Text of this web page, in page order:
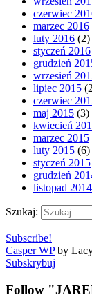
czerwiec
marzec 2016
luty 2016 (2)
styczeń 2016
grudzień
wrzesień
lipiec 2015
czerwiec
maj 2015 (3)
kwiecień
marzec 2015
luty 2015 (6)
styczeń 2015
grudzień
listopad 2014
Szukaj:
Subscribe!
Casper WPby
Subskrybuj
Follow